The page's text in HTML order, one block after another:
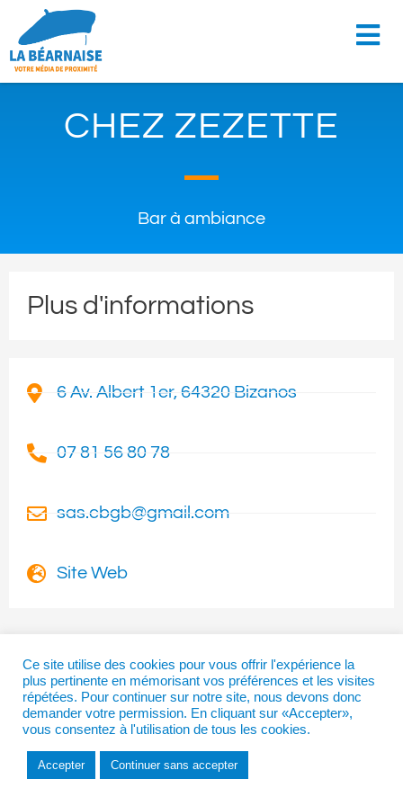
CHEZ ZEZETTE
Bar à ambiance
Plus d'informations
6 Av. Albert 1er, 64320 Bizanos
07 81 56 80 78
sas.cbgb@gmail.com
Site Web
I
n
s
a
g
T
w
i
t
e
F
a
c
Copyright © 2026 | La Béarnaise
Ce site utilise des cookies pour vous offrir l'expérience la
plus pertinente en mémorisant vos préférences et les visites
répétées. Pour continuer sur notre site, nous devons donc
demander votre permission. En cliquant sur «Accepter»,
vous consentez à l'utilisation de tous les cookies.
Accepter Continuer sans accepter